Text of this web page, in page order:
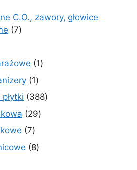
C.O., zawory, głowice
77
11
11
produkt
388388
2929
77
produktów
88